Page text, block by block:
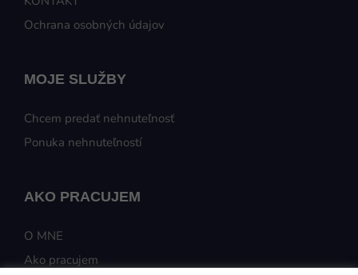
Ochrana osobných údajov
MOJE SLUŽBY
Chcem predať nehnuteľnosť
Ponuka nehnuteľností
AKO PRACUJEM
O MNE
Ako pracujem